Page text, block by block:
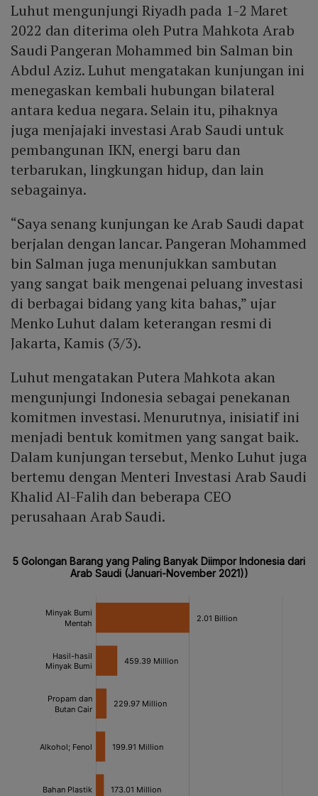
Luhut mengunjungi Riyadh pada 1-2 Maret
2022 dan diterima oleh Putra Mahkota Arab
Saudi Pangeran Mohammed bin Salman bin
Abdul Aziz. Luhut mengatakan kunjungan ini
menegaskan kembali hubungan bilateral
antara kedua negara. Selain itu, pihaknya
juga menjajaki investasi Arab Saudi untuk
pembangunan IKN, energi baru dan
terbarukan, lingkungan hidup, dan lain
sebagainya.
“Saya senang kunjungan ke Arab Saudi dapat
berjalan dengan lancar. Pangeran Mohammed
bin Salman juga menunjukkan sambutan
yang sangat baik mengenai peluang investasi
di berbagai bidang yang kita bahas,” ujar
Menko Luhut dalam keterangan resmi di
Jakarta, Kamis (3/3).
Luhut mengatakan Putera Mahkota akan
mengunjungi Indonesia sebagai penekanan
komitmen investasi. Menurutnya, inisiatif ini
menjadi bentuk komitmen yang sangat baik.
Dalam kunjungan tersebut, Menko Luhut juga
bertemu dengan Menteri Investasi Arab Saudi
Khalid Al-Falih dan beberapa CEO
perusahaan Arab Saudi.